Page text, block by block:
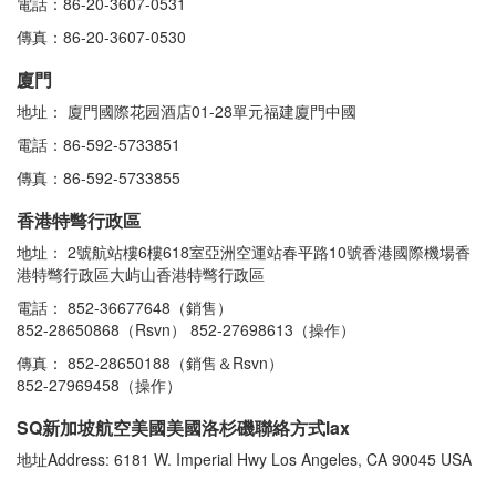
傳真：86-20-3607-0530
廈門
地址： 廈門國際花园酒店01-28單元福建廈門中國
電話：86-592-5733851
傳真：86-592-5733855
香港特彆行政區
地址： 2號航站樓6樓618室亞洲空運站春平路10號香港國際機場香
港特彆行政區大屿山香港特彆行政區
電話： 852-36677648（銷售）
852-28650868（Rsvn） 852-27698613（操作）
傳真： 852-28650188（銷售＆Rsvn）
852-27969458（操作）
SQ新加坡航空美國美國洛杉磯聯絡方式lax
地址Address: 6181 W. Imperial Hwy Los Angeles, CA 90045 USA